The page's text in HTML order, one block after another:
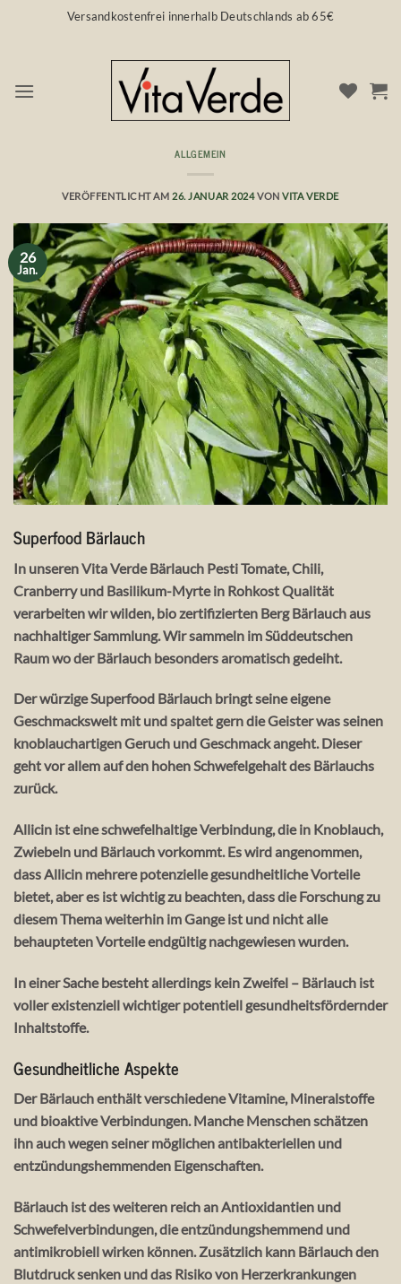
Versandkostenfrei innerhalb Deutschlands ab 65€
ALLGEMEIN
VERÖFFENTLICHT AM26. JANUAR 2024VONVITA VERDE
26
Jan.
Superfood Bärlauch
In unseren Vita Verde Bärlauch Pesti Tomate, Chili,
Cranberry und Basilikum-Myrte in Rohkost Qualität
verarbeiten wir wilden, bio zertifizierten Berg Bärlauch aus
nachhaltiger Sammlung. Wir sammeln im Süddeutschen
Raum wo der Bärlauch besonders aromatisch gedeiht.
Der würzige Superfood Bärlauch bringt seine eigene
Geschmackswelt mit und spaltet gern die Geister was seinen
knoblauchartigen Geruch und Geschmack angeht. Dieser
geht vor allem auf den hohen Schwefelgehalt des Bärlauchs
zurück.
Allicin ist eine schwefelhaltige Verbindung, die in Knoblauch,
Zwiebeln und Bärlauch vorkommt. Es wird angenommen,
dass Allicin mehrere potenzielle gesundheitliche Vorteile
bietet, aber es ist wichtig zu beachten, dass die Forschung zu
diesem Thema weiterhin im Gange ist und nicht alle
behaupteten Vorteile endgültig nachgewiesen wurden.
In einer Sache besteht allerdings kein Zweifel – Bärlauch ist
voller existenziell wichtiger potentiell gesundheitsfördernder
Inhaltstoffe.
Gesundheitliche Aspekte
Der Bärlauch enthält verschiedene Vitamine, Mineralstoffe
und bioaktive Verbindungen. Manche Menschen schätzen
ihn auch wegen seiner möglichen antibakteriellen und
entzündungshemmenden Eigenschaften.
Bärlauch ist des weiteren reich an Antioxidantien und
Schwefelverbindungen, die entzündungshemmend und
antimikrobiell wirken können. Zusätzlich kann Bärlauch den
Blutdruck senken und das Risiko von Herzerkrankungen